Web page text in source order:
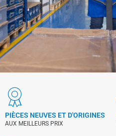
PIÈCES NEUVES ET D'ORIGINES
AUX MEILLEURS PRIX